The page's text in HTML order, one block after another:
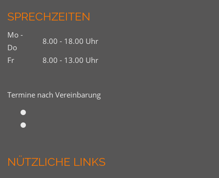
SPRECHZEITEN
Mo -
Do
8.00 - 18.00 Uhr
Fr
8.00 - 13.00 Uhr
Termine nach Vereinbarung
NÜTZLICHE LINKS